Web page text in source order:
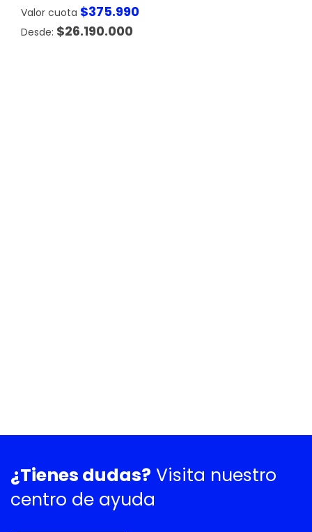
Valor cuota $375.990
$26.190.000
¿Tienes dudas? Visita nuestro
centro de ayuda